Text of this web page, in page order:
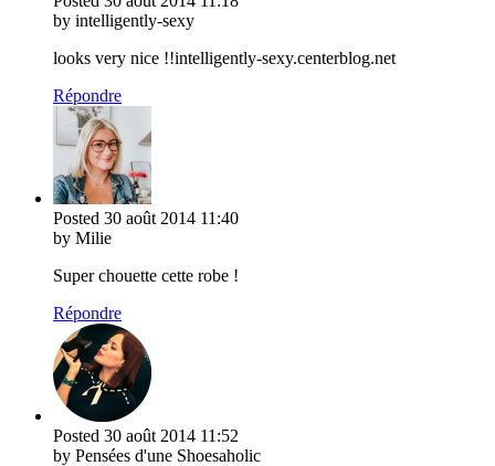
by intelligently-sexy
looks very nice !!intelligently-sexy.centerblog.net
Répondre
Posted 30 août 2014 11:40
by Milie
Super chouette cette robe !
Répondre
Posted 30 août 2014 11:52
by Pensées d'une Shoesaholic